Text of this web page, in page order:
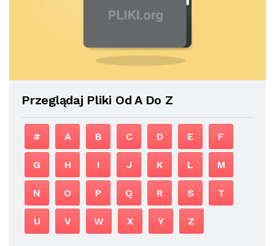
Przeglądaj Pliki Od A Do Z
# A B C D E F
G H I J K L M
N O P Q R S T
U V W X Y Z